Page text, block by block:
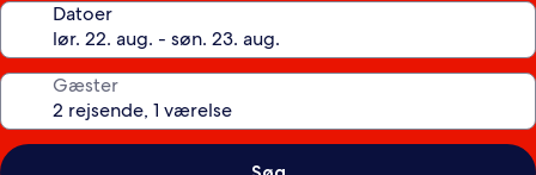
Datoer
Gæster